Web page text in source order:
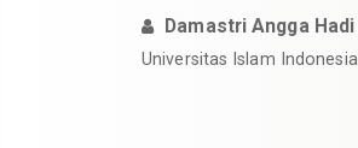
Damastri Angga Hadi
Universitas Islam Indonesia